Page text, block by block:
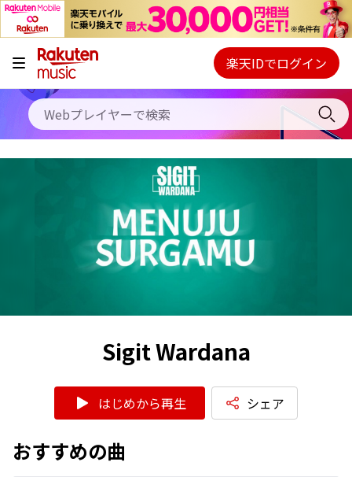
キャンペーン
料金プラン
使い方
Webプレイヤー
ご契約内容の確認・変更
楽天IDでログイン
Sigit Wardana
はじめから再生 シェア
おすすめの曲